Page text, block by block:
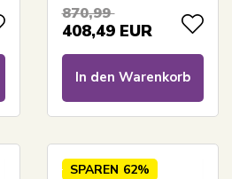
hoch - SLEEP TECH
870,99
408,49 EUR
In den Warenkorb
SPAREN 62%